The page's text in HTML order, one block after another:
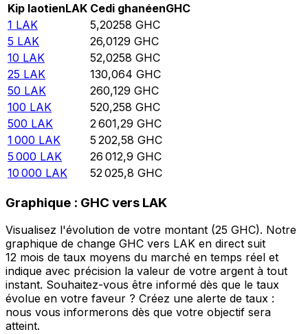
Kip laotienLAK Cedi ghanéenGHC
1 LAK 5,20258 GHC
5 LAK 26,0129 GHC
10 LAK 52,0258 GHC
25 LAK 130,064 GHC
50 LAK 260,129 GHC
100 LAK 520,258 GHC
500 LAK 2 601,29 GHC
1 000 LAK 5 202,58 GHC
5 000 LAK 26 012,9 GHC
10 000 LAK 52 025,8 GHC
Graphique : GHC vers LAK
Visualisez l'évolution de votre montant (25 GHC). Notre
graphique de change GHC vers LAK en direct suit
12 mois de taux moyens du marché en temps réel et
indique avec précision la valeur de votre argent à tout
instant. Souhaitez-vous être informé dès que le taux
évolue en votre faveur ? Créez une alerte de taux :
nous vous informerons dès que votre objectif sera
atteint.